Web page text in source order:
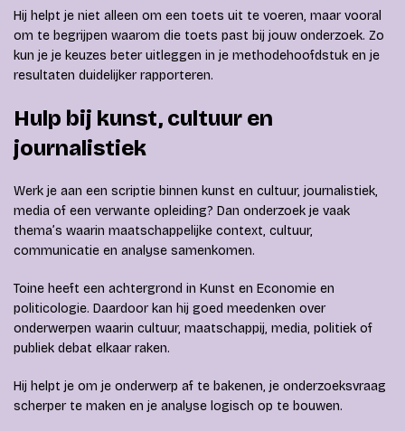
Hij helpt je niet alleen om een toets uit te voeren, maar vooral
om te begrijpen waarom die toets past bij jouw onderzoek. Zo
kun je je keuzes beter uitleggen in je methodehoofdstuk en je
resultaten duidelijker rapporteren.
Hulp bij kunst, cultuur en
journalistiek
Werk je aan een scriptie binnen kunst en cultuur, journalistiek,
media of een verwante opleiding? Dan onderzoek je vaak
thema’s waarin maatschappelijke context, cultuur,
communicatie en analyse samenkomen.
Toine heeft een achtergrond in Kunst en Economie en
politicologie. Daardoor kan hij goed meedenken over
onderwerpen waarin cultuur, maatschappij, media, politiek of
publiek debat elkaar raken.
Hij helpt je om je onderwerp af te bakenen, je onderzoeksvraag
scherper te maken en je analyse logisch op te bouwen.